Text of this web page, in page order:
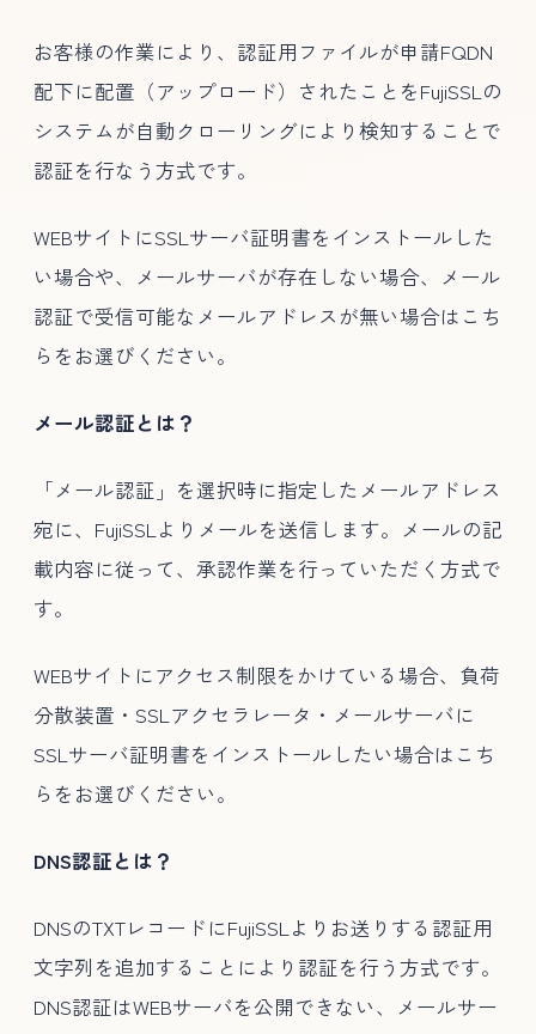
お客様の作業により、認証用ファイルが申請FQDN
配下に配置（アップロード）されたことをFujiSSLの
システムが自動クローリングにより検知することで
認証を行なう方式です。
WEBサイトにSSLサーバ証明書をインストールした
い場合や、メールサーバが存在しない場合、メール
認証で受信可能なメールアドレスが無い場合はこち
らをお選びください。
メール認証とは？
「メール認証」を選択時に指定したメールアドレス
宛に、FujiSSLよりメールを送信します。メールの記
載内容に従って、承認作業を行っていただく方式で
す。
WEBサイトにアクセス制限をかけている場合、負荷
分散装置・SSLアクセラレータ・メールサーバに
SSLサーバ証明書をインストールしたい場合はこち
らをお選びください。
DNS認証とは？
DNSのTXTレコードにFujiSSLよりお送りする認証用
文字列を追加することにより認証を行う方式です。
DNS認証はWEBサーバを公開できない、メールサー